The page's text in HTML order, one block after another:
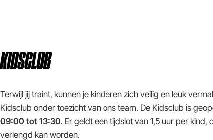
KIDSCLUB
Terwijl jij traint, kunnen je kinderen zich veilig en leuk
Kidsclub onder toezicht van ons team. De Kidsclub is
09:00 tot 13:30. Er geldt een tijdslot van 1,5 uur per kind,
verlengd kan worden.